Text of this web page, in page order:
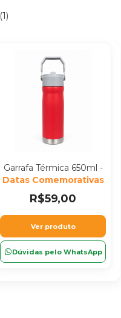
(1)
Garrafa Térmica 650ml -
Datas Comemorativas
R$59,00
Ver produto
Dúvidas pelo WhatsApp